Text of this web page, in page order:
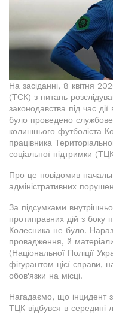
На засіданні, 8 квітня
(ТСК) з питань
законодавства під час
було проведено
колишнього футболіста
працівника
соціальної підтримки
Про це повідомив
адміністративних
За підсумками
протиправних дій з боку
Колесника не було.
провадження, й
(Національної Поліції
фігурантом цієї справи,
обов'язки на місці.
Нагадаємо, що інцидент
ТЦК відбувся в середині